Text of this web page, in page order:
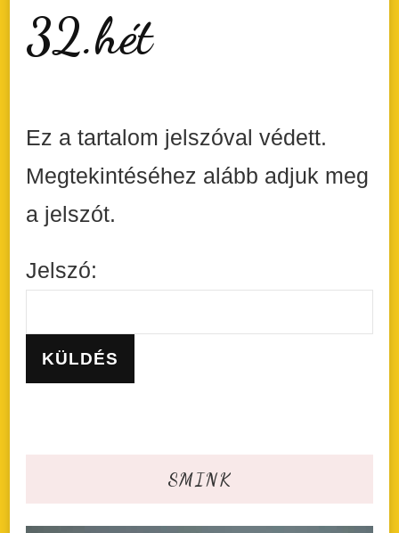
32.hét
Ez a tartalom jelszóval védett.
Megtekintéséhez alább adjuk meg
a jelszót.
Jelszó:
SMINK